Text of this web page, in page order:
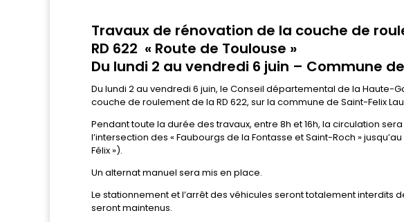
Travaux de rénovation de la couche de
RD 622 « Route de Toulouse »
Du lundi 2 au vendredi 6 juin – Commune
Du lundi 2 au vendredi 6 juin, le Conseil départemental de la Haute-
couche de roulement de la RD 622, sur la commune de Saint-Felix
Pendant toute la durée des travaux, entre 8h et 16h, la circulation
l’intersection des « Faubourgs de la Fontasse et Saint-Roch »
Félix »).
Un alternat manuel sera mis en place.
Le stationnement et l’arrêt des véhicules seront totalement interdits
seront maintenus.